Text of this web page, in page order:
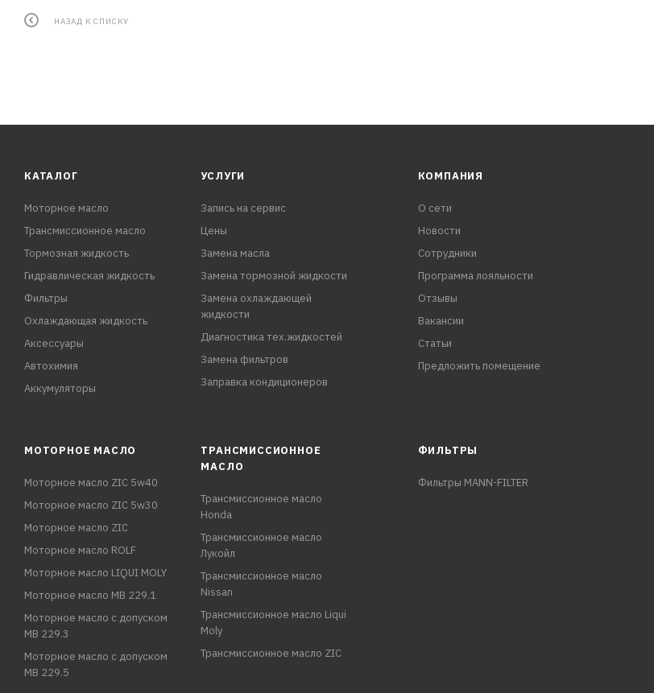
НАЗАД К СПИСКУ
КАТАЛОГ
Моторное масло
Трансмиссионное масло
Тормозная жидкость
Гидравлическая жидкость
Фильтры
Охлаждающая жидкость
Аксессуары
Автохимия
Аккумуляторы
УСЛУГИ
Запись на сервис
Цены
Замена масла
Замена тормозной жидкости
Замена охлаждающей
жидкости
Диагностика тех.жидкостей
Замена фильтров
Заправка кондиционеров
КОМПАНИЯ
О сети
Новости
Сотрудники
Программа лояльности
Отзывы
Вакансии
Статьи
Предложить помещение
МОТОРНОЕ МАСЛО
Моторное масло ZIC 5w40
Моторное масло ZIC 5w30
Моторное масло ZIC
Моторное масло ROLF
Моторное масло LIQUI MOLY
Моторное масло MB 229.1
Моторное масло с допуском
MB 229.3
Моторное масло с допуском
MB 229.5
ТРАНСМИССИОННОЕ
МАСЛО
Трансмиссионное масло
Honda
Трансмиссионное масло
Лукойл
Трансмиссионное масло
Nissan
Трансмиссионное масло Liqui
Moly
Трансмиссионное масло ZIC
ФИЛЬТРЫ
Фильтры MANN-FILTER